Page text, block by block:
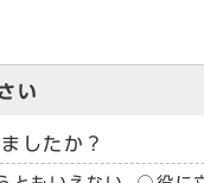
い
したか？